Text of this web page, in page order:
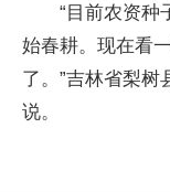
“目前农资种
始春耕。现在看
了。”吉林省梨树
说。